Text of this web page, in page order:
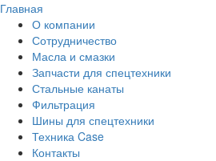
Главная
О компании
Сотрудничество
Масла и смазки
Запчасти для спецтехники
Стальные канаты
Фильтрация
Шины для спецтехники
Техника Case
Контакты